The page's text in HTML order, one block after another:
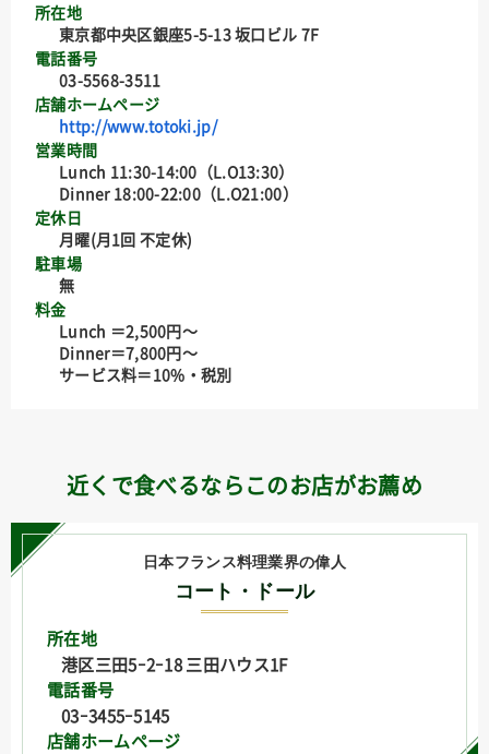
所在地
東京都中央区銀座5-5-13 坂口ビル 7F
電話番号
03-5568-3511
店舗ホームページ
http://www.totoki.jp/
営業時間
Lunch 11:30-14:00（L.O13:30）
Dinner 18:00-22:00（L.O21:00）
定休日
月曜(月1回 不定休)
駐車場
無
料金
Lunch ＝2,500円〜
Dinner＝7,800円〜
サービス料＝10%・税別
近くで食べるならこのお店がお薦め
日本フランス料理業界の偉人
コート・ドール
所在地
港区三田5ｰ2ｰ18 三田ハウス1F
電話番号
03ｰ3455ｰ5145
店舗ホームページ